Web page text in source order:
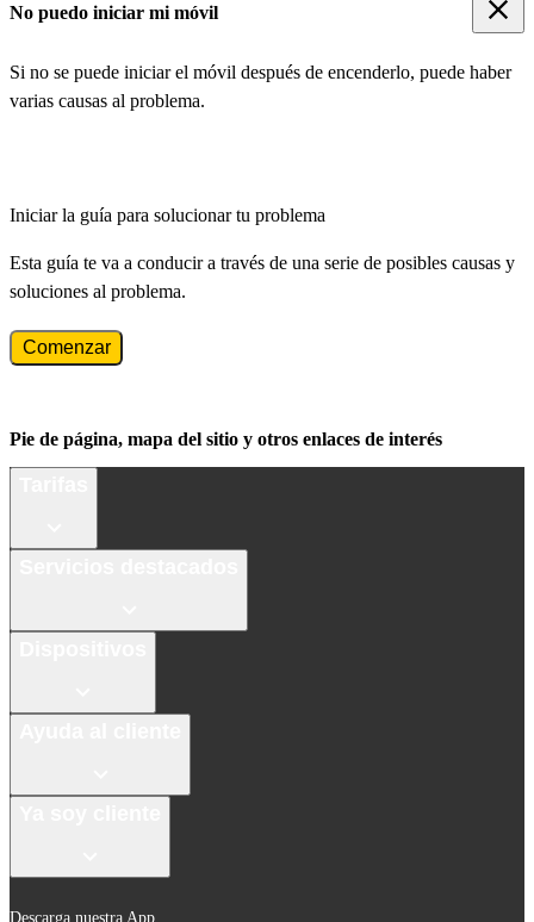
No puedo iniciar mi móvil
Si no se puede iniciar el móvil después de encenderlo, puede haber
varias causas al problema.
Iniciar la guía para solucionar tu problema
Esta guía te va a conducir a través de una serie de posibles causas y
soluciones al problema.
Comenzar
Pie de página, mapa del sitio y otros enlaces de interés
Descarga nuestra App